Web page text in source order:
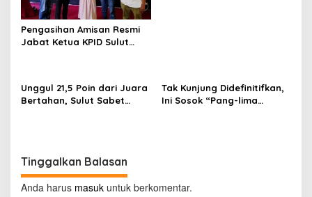
Pengasihan Amisan Resmi
Jabat Ketua KPID Sulut
Unggul 21,5 Poin dari Juara
Bertahan, Sulut Sabet
Tak Kunjung Didefinitifkan,
Ini Sosok “Pang-lima
Tinggalkan Balasan
Anda harus masuk untuk berkomentar.